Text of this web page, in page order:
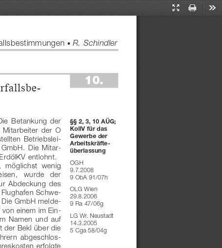
Presentation
Print
● R. Schindler
Betankung  der
Mitarbeiter  der  O
Betriebslei-
Die  Mitar-
entlohnt.
möglichst  wenig
wurde   der
Abdeckung  des
Schwe-
GmbH melde-
einem im Ein-
Namen  und  auf
der Bekl über die
abgeschlos-
erfolgte
-
10.
§§ 2, 3, 10 AÜG;
KollV für das
Gewerbe der
Arbeitskräfte-
überlassung
OGH
9.7.2008
9   ObA 91/07h
OLG Wien
29.8.2006
9   Ra 47/06g
LG Wr. Neustadt
14.3.2005
5   Cga 58/04g